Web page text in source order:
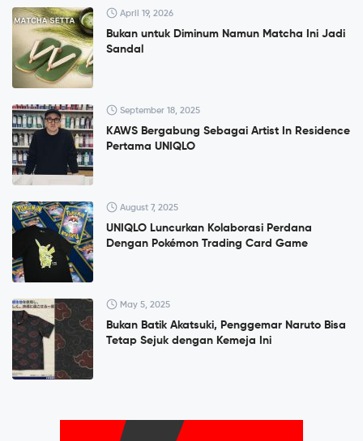
April 19, 2026
Bukan untuk Diminum Namun Matcha Ini Jadi
Sandal
September 18, 2025
KAWS Bergabung Sebagai Artist In Residence
Pertama UNIQLO
August 7, 2025
UNIQLO Luncurkan Kolaborasi Perdana
Dengan Pokémon Trading Card Game
May 5, 2025
Bukan Batik Akatsuki, Penggemar Naruto Bisa
Tetap Sejuk dengan Kemeja Ini